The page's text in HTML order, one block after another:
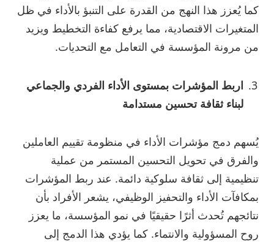
كما يُعزز هذا النهج من القدرة على التنبؤ بالأداء في ظل
المتغيرات الاقتصادية، مما يرفع كفاءة التخطيط ويزيد
من مرونة المؤسسة في التعامل مع التحديات.
اربط المؤشرات بمستوى الأداء الفردي والجماعي
لبناء ثقافة تحسين مستدامة
يُسهم دمج مؤشرات الأداء في منظومة تقييم العاملين
والفرق في تحويل التحسين المستمر من عملية
تنظيمية إلى ثقافة سلوكية دائمة. عند ربط المؤشرات
بمكافآت الأداء والتحفيز الوظيفي، يشعر الأفراد بأن
نتائجهم تُحدث أثرًا حقيقيًا في نمو المؤسسة، ما يعزز
روح المسؤولية والانتماء. كما يؤدي هذا الدمج إلى